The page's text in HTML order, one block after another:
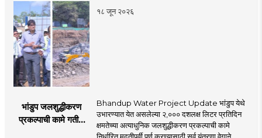
१८ जून २०२६
भांडुप जलशुद्धीकरण
प्रकल्पाची कामे गतीने
Bhandup Water Project Update भांडुप येथे
उभारण्यात येत असलेल्या २,००० दशलक्ष लिटर प्रतिदिन
क्षमतेच्या अत्याधुनिक जलशुद्धीकरण प्रकल्पाची कामे